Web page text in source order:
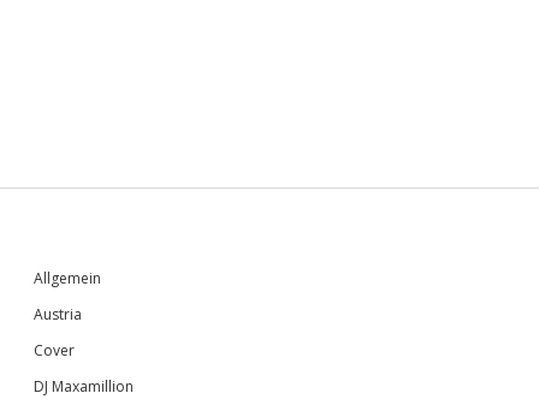
Sidebar
Allgemein
Austria
Cover
DJ Maxamillion